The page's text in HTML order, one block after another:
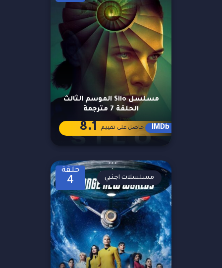
مسلسل Silo الموسم الثالث
الحلقة 7 مترجمة
IMDb حاصل على تقييم 8.1
حلقة
4 مسلسلات اجنبي